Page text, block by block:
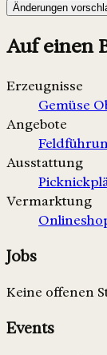
Änderungen
Auf einen
Erzeugnisse
Gemüse
Angebote
Ausstattung
Vermarktung
Jobs
Keine offenen
Events